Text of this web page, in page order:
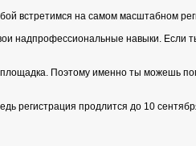
встретимся на самом масштабном
надпрофессиональные навыки. Если
Поэтому именно ты можешь
регистрация продлится до 10